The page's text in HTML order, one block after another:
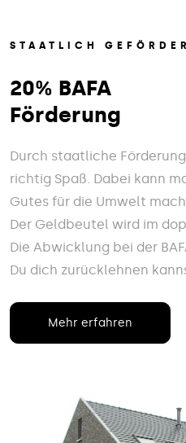
STAATLICH
20% BAFA
Förderung
Durch staatliche
richtig Spaß. Dabei kann
Gutes für die Umwelt
Der Geldbeutel wird im
Die Abwicklung bei der
Du dich zurücklehnen
Mehr erfahren